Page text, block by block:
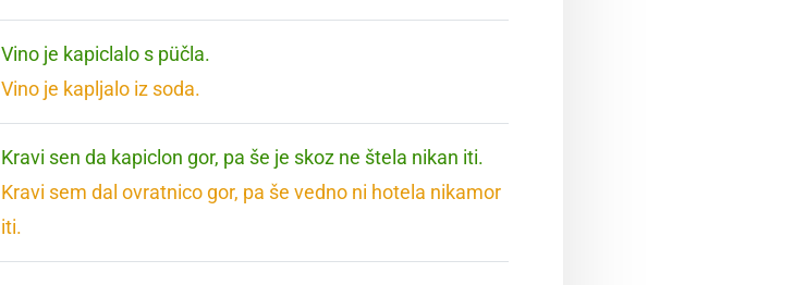
Vino je kapiclalo s püčla.
Vino je kapljalo iz soda.
Kravi sen da kapiclon gor, pa še je skoz ne štela nikan iti.
Kravi sem dal ovratnico gor, pa še vedno ni hotela nikamor
iti.